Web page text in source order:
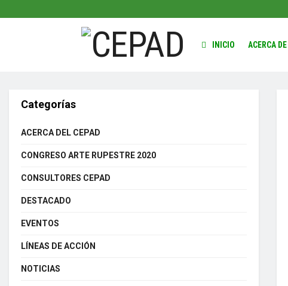
INICIO ACERCA DE
Categorías
ACERCA DEL CEPAD
CONGRESO ARTE RUPESTRE 2020
CONSULTORES CEPAD
DESTACADO
EVENTOS
LÍNEAS DE ACCIÓN
NOTICIAS